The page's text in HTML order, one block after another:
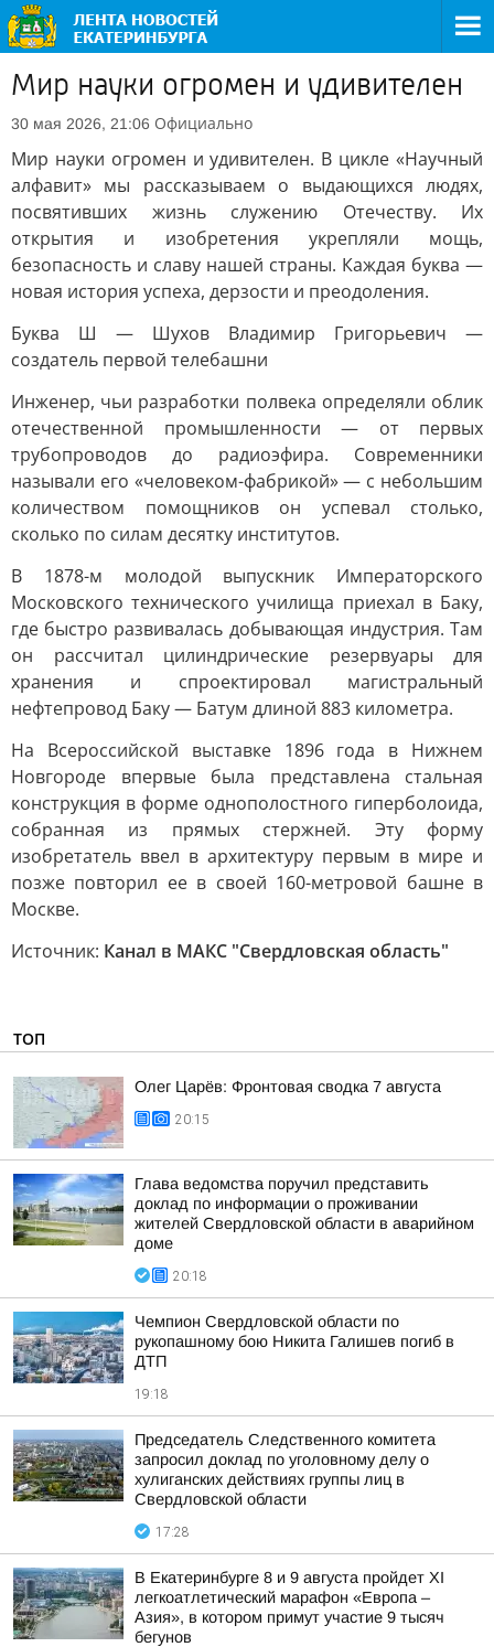
Мир науки огромен и удивителен
30 мая 2026, 21:06 Официально
Мир науки огромен и удивителен. В цикле «Научный
алфавит» мы рассказываем о выдающихся людях,
посвятивших жизнь служению Отечеству. Их
открытия и изобретения укрепляли мощь,
безопасность и славу нашей страны. Каждая буква —
новая история успеха, дерзости и преодоления.
Буква Ш — Шухов Владимир Григорьевич —
создатель первой телебашни
Инженер, чьи разработки полвека определяли облик
отечественной промышленности — от первых
трубопроводов до радиоэфира. Современники
называли его «человеком-фабрикой» — с небольшим
количеством помощников он успевал столько,
сколько по силам десятку институтов.
В 1878-м молодой выпускник Императорского
Московского технического училища приехал в Баку,
где быстро развивалась добывающая индустрия. Там
он рассчитал цилиндрические резервуары для
хранения и спроектировал магистральный
нефтепровод Баку — Батум длиной 883 километра.
На Всероссийской выставке 1896 года в Нижнем
Новгороде впервые была представлена стальная
конструкция в форме однополостного гиперболоида,
собранная из прямых стержней. Эту форму
изобретатель ввел в архитектуру первым в мире и
позже повторил ее в своей 160-метровой башне в
Москве.
Источник: Канал в МАКС "Свердловская область"
ТОП
Олег Царёв: Фронтовая сводка 7 августа
20:15
Глава ведомства поручил представить
доклад по информации о проживании
жителей Свердловской области в аварийном
доме
20:18
Чемпион Свердловской области по
рукопашному бою Никита Галишев погиб в
ДТП
19:18
Председатель Следственного комитета
запросил доклад по уголовному делу о
хулиганских действиях группы лиц в
Свердловской области
17:28
В Екатеринбурге 8 и 9 августа пройдет XI
легкоатлетический марафон «Европа –
Азия», в котором примут участие 9 тысяч
бегунов